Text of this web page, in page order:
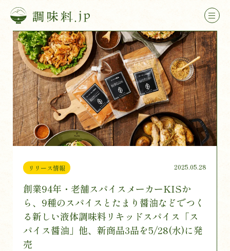
リリース情報 2025.05.28
創業94年・老舗スパイスメーカーKISか
ら、9種のスパイスとたまり醤油などでつく
る新しい液体調味料リキッドスパイス「ス
パイス醤油」他、新商品3品を5/28(水)に発
売